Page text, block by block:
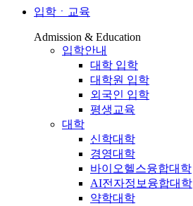
입학ㆍ교육
Admission & Education
입학안내
대학 입학
대학원 입학
외국인 입학
평생교육
대학
신학대학
경영대학
바이오헬스융합대학
AI전자정보융합대학
약학대학